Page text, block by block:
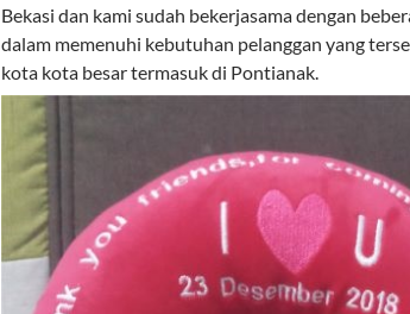
Bekasi dan kami sudah bekerjasama dengan
dalam memenuhi kebutuhan pelanggan yang
kota kota besar termasuk di Pontianak.